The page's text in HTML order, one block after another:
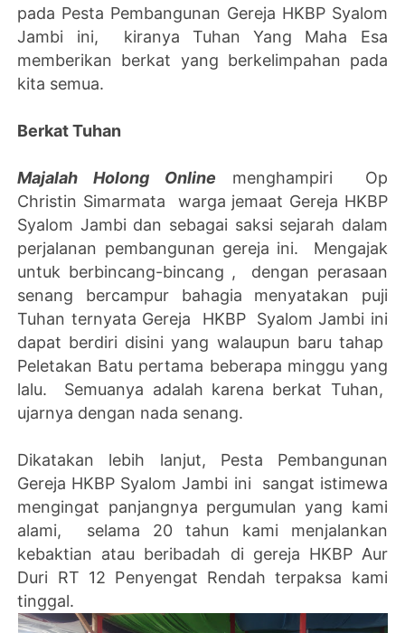
pada Pesta Pembangunan Gereja HKBP Syalom
Jambi ini, kiranya Tuhan Yang Maha Esa
memberikan berkat yang berkelimpahan pada
kita semua.
Berkat Tuhan
Majalah Holong Online menghampiri Op
Christin Simarmata warga jemaat Gereja HKBP
Syalom Jambi dan sebagai saksi sejarah dalam
perjalanan pembangunan gereja ini. Mengajak
untuk berbincang-bincang , dengan perasaan
senang bercampur bahagia menyatakan puji
Tuhan ternyata Gereja HKBP Syalom Jambi ini
dapat berdiri disini yang walaupun baru tahap
Peletakan Batu pertama beberapa minggu yang
lalu. Semuanya adalah karena berkat Tuhan,
ujarnya dengan nada senang.
Dikatakan lebih lanjut, Pesta Pembangunan
Gereja HKBP Syalom Jambi ini sangat istimewa
mengingat panjangnya pergumulan yang kami
alami, selama 20 tahun kami menjalankan
kebaktian atau beribadah di gereja HKBP Aur
Duri RT 12 Penyengat Rendah terpaksa kami
tinggal.